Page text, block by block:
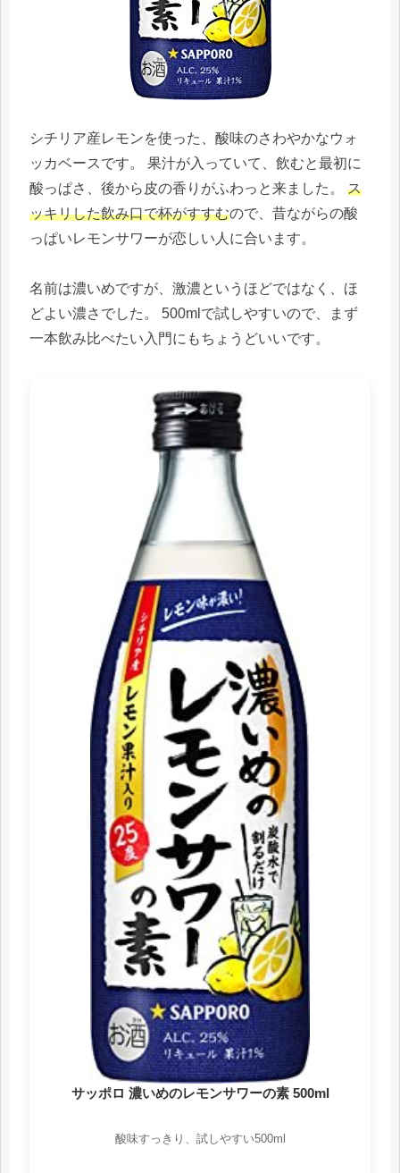
シチリア産レモンを使った、酸味のさわやかなウォ
ッカベースです。 果汁が入っていて、飲むと最初に
酸っぱさ、後から皮の香りがふわっと来ました。 ス
ッキリした飲み口で杯がすすむので、昔ながらの酸
っぱいレモンサワーが恋しい人に合います。
名前は濃いめですが、激濃というほどではなく、ほ
どよい濃さでした。 500mlで試しやすいので、まず
一本飲み比べたい入門にもちょうどいいです。
サッポロ 濃いめのレモンサワーの素 500ml
酸味すっきり、試しやすい500ml